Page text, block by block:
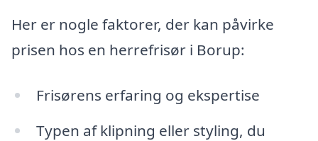
Her er nogle faktorer, der kan påvirke
prisen hos en herrefrisør i Borup:
Frisørens erfaring og ekspertise
Typen af klipning eller styling, du